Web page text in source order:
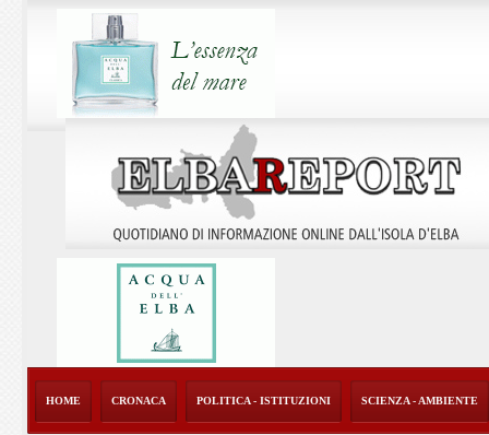
HOME CRONACA POLITICA - ISTITUZIONI SCIENZA - AMBIENTE